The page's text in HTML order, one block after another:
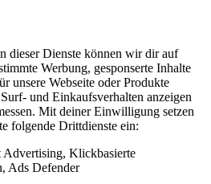
dieser Dienste können wir dir auf
Werbung, gesponserte Inhalte
unsere Webseite oder Produkte
und Einkaufsverhalten anzeigen
Mit deiner Einwilligung setzen
folgende Drittdienste ein:
Klickbasierte
Ads Defender